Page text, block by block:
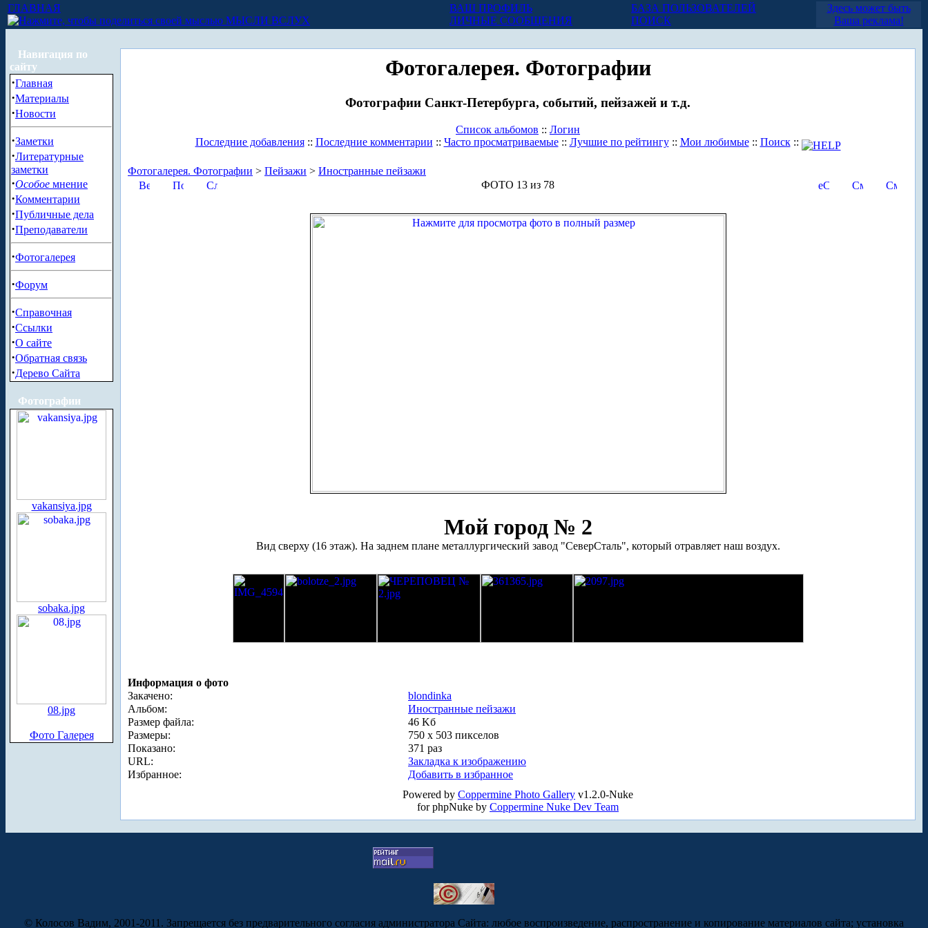
ГЛАВНАЯ
МЫСЛИ ВСЛУХ
ВАШ ПРОФИЛЬ
ЛИЧНЫЕ СООБЩЕНИЯ
БАЗА ПОЛЬЗОВАТЕЛЕЙ
ПОИСК
Здесь может быть
Ваша реклама!
Навигация по
сайту
·Главная
·Материалы
·Новости
·Заметки
·Литературные
заметки
·Особое мнение
·Комментарии
·Публичные дела
·Преподаватели
·Фотогалерея
·Форум
·Справочная
·Ссылки
·О сайте
·Обратная связь
·Дерево Сайта
Фотографии
vakansiya.jpg
sobaka.jpg
08.jpg
Фото Галерея
Фотогалерея. Фотографии
Фотографии Санкт-Петербурга, событий, пейзажей и т.д.
Список альбомов :: Логин
Последние добавления:: Последние комментарии :: Часто просматриваемые:: Лучшие по рейтингу:: Мои любимые:: Поиск::
Фотогалерея. Фотографии > Пейзажи > Иностранные пейзажи
ФОТО 13 из 78
Мой город № 2
Вид сверху (16 этаж). На заднем плане металлургический завод "СеверСталь", который отравляет наш воздух.
Информация о фото
Закачено:
blondinka
Альбом:
Иностранные пейзажи
Размер файла:
46 Kб
Размеры:
750 x 503 пикселов
Показано:
371 раз
URL:
Закладка к изображению
Избранное:
Добавить в избранное
Powered by Coppermine Photo Gallery v1.2.0-Nuke
for phpNuke by Coppermine Nuke Dev Team
© Колосов Вадим, 2001-2011. Запрещается без предварительного согласия администратора Сайта: любое воспроизведение, распространение и копирование материалов сайта; установка